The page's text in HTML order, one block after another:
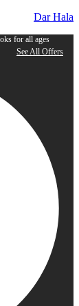
Dar Hala
for all ages.
See All Offers